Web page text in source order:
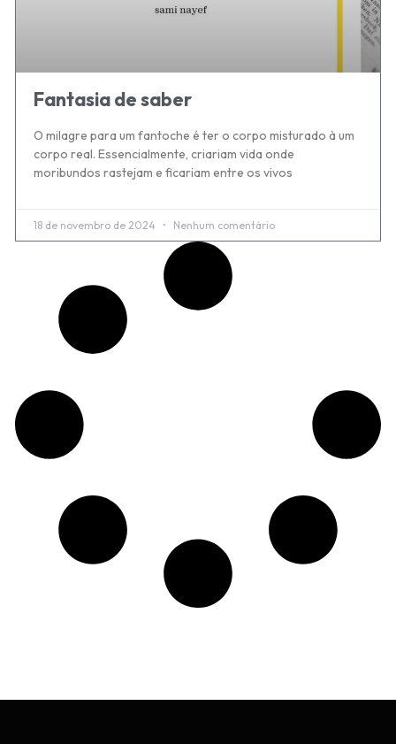
Fantasia de saber
O milagre para um fantoche é ter o corpo misturado à um
corpo real. Essencialmente, criariam vida onde
moribundos rastejam e ficariam entre os vivos
18 de novembro de 2024 Nenhum comentário